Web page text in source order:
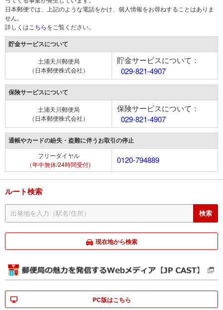
日本郵便では、上記のような電話をかけ、個人情報をお尋ねすることはありま
せん。
詳しくは こちらをご覧ください。
貯金サービスについて
土浦天川郵便局
（日本郵便株式会社）
貯金サービスについて：
029-821-4907
保険サービスについて
土浦天川郵便局
（日本郵便株式会社）
保険サービスについて：
029-821-4907
通帳やカードの紛失・盗難に伴うお取引の停止
フリーダイヤル
（年中無休/24時間受付)
0120-794889
ルート検索
現在地から検索
PC版はこちら